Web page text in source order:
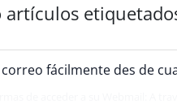
artículos
correo fácilmente des de